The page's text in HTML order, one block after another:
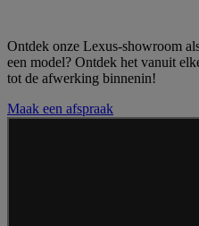
Ontdek onze Lexus-showroom
een model? Ontdek het vanuit
tot de afwerking binnenin!
Maak een afspraak